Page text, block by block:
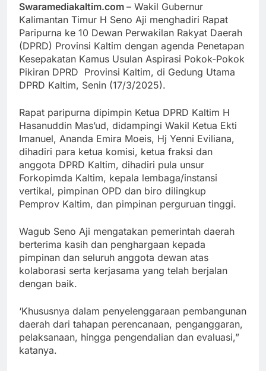
Swaramediakaltim.com – Wakil Gubernur
Kalimantan Timur H Seno Aji menghadiri Rapat
Paripurna ke 10 Dewan Perwakilan Rakyat Daerah
(DPRD) Provinsi Kaltim dengan agenda Penetapan
Kesepakatan Kamus Usulan Aspirasi Pokok-Pokok
Pikiran DPRD Provinsi Kaltim, di Gedung Utama
DPRD Kaltim, Senin (17/3/2025).
Rapat paripurna dipimpin Ketua DPRD Kaltim H
Hasanuddin Mas’ud, didampingi Wakil Ketua Ekti
Imanuel, Ananda Emira Moeis, Hj Yenni Eviliana,
dihadiri para ketua komisi, ketua fraksi dan
anggota DPRD Kaltim, dihadiri pula unsur
Forkopimda Kaltim, kepala lembaga/instansi
vertikal, pimpinan OPD dan biro dilingkup
Pemprov Kaltim, dan pimpinan perguruan tinggi.
Wagub Seno Aji mengatakan pemerintah daerah
berterima kasih dan penghargaan kepada
pimpinan dan seluruh anggota dewan atas
kolaborasi serta kerjasama yang telah berjalan
dengan baik.
‘Khususnya dalam penyelenggaraan pembangunan
daerah dari tahapan perencanaan, penganggaran,
pelaksanaan, hingga pengendalian dan evaluasi,”
katanya.